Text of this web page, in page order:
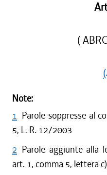
(
Note:
1 Parole soppresse al
5, L. R. 12/2003
2 Parole aggiunte alla
art. 1, comma 5, lettera